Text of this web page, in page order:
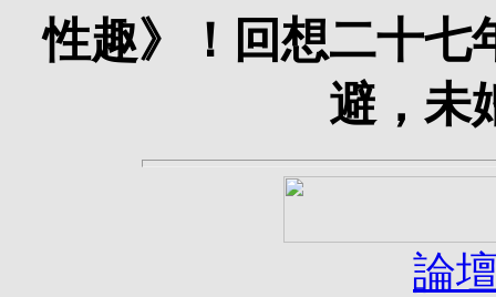
性趣》！回想二十七
避，未
論